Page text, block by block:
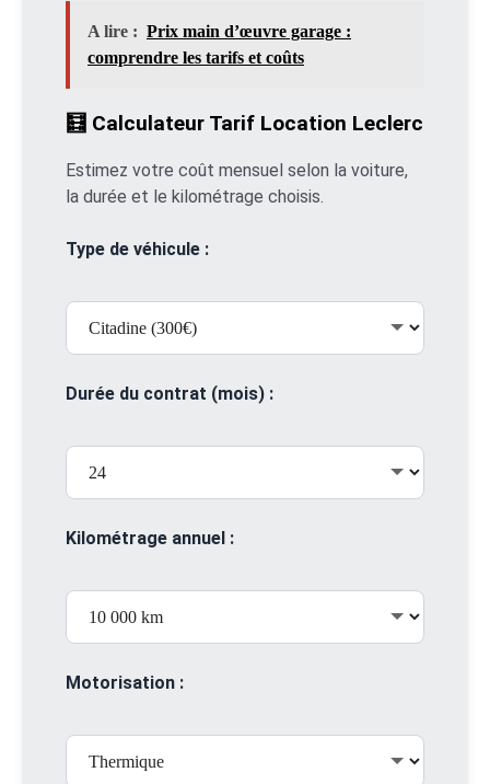
A lire : Prix main d’œuvre garage :
comprendre les tarifs et coûts
🧮 Calculateur Tarif Location Leclerc
Estimez votre coût mensuel selon la voiture,
la durée et le kilométrage choisis.
Type de véhicule :
Durée du contrat (mois) :
Kilométrage annuel :
Motorisation :